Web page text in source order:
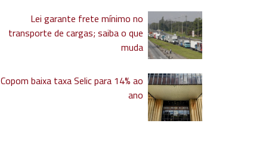
Lei garante frete mínimo no
transporte de cargas; saiba o que
muda
Copom baixa taxa Selic para 14% ao
ano